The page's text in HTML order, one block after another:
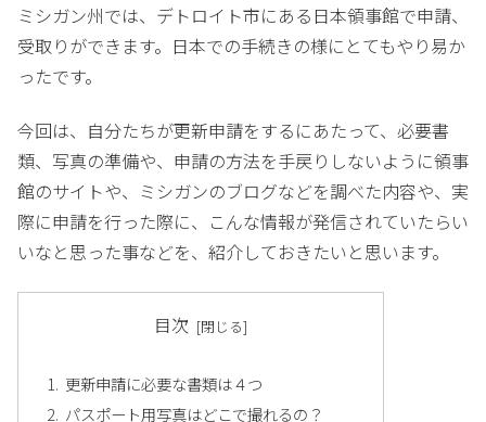
ミシガン州では、デトロイト市にある日本領事館で申請、
受取りができます。日本での手続きの様にとてもやり易か
ったです。
今回は、自分たちが更新申請をするにあたって、必要書
類、写真の準備や、申請の方法を手戻りしないように領事
館のサイトや、ミシガンのブログなどを調べた内容や、実
際に申請を行った際に、こんな情報が発信されていたらい
いなと思った事などを、紹介しておきたいと思います。
目次
更新申請に必要な書類は４つ
パスポート用写真はどこで撮れるの？